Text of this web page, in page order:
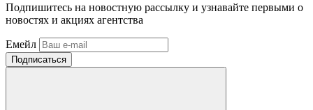
Подпишитесь на новостную рассылку и узнавайте первыми о
новостях и акциях агентства
Емейл